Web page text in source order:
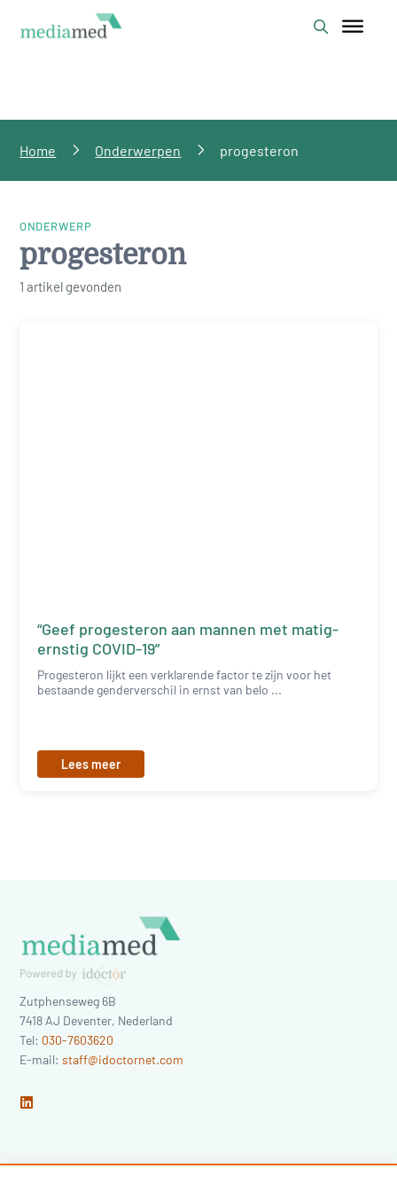
Home Onderwerpen progesteron
ONDERWERP
progesteron
1 artikel gevonden
“Geef progesteron aan mannen met matig-
ernstig COVID-19”
Progesteron lijkt een verklarende factor te zijn voor het
bestaande genderverschil in ernst van belo ...
Lees meer
Zutphenseweg 6B
7418 AJ Deventer, Nederland
Tel: 030-7603620
E-mail:staff@idoctornet.com